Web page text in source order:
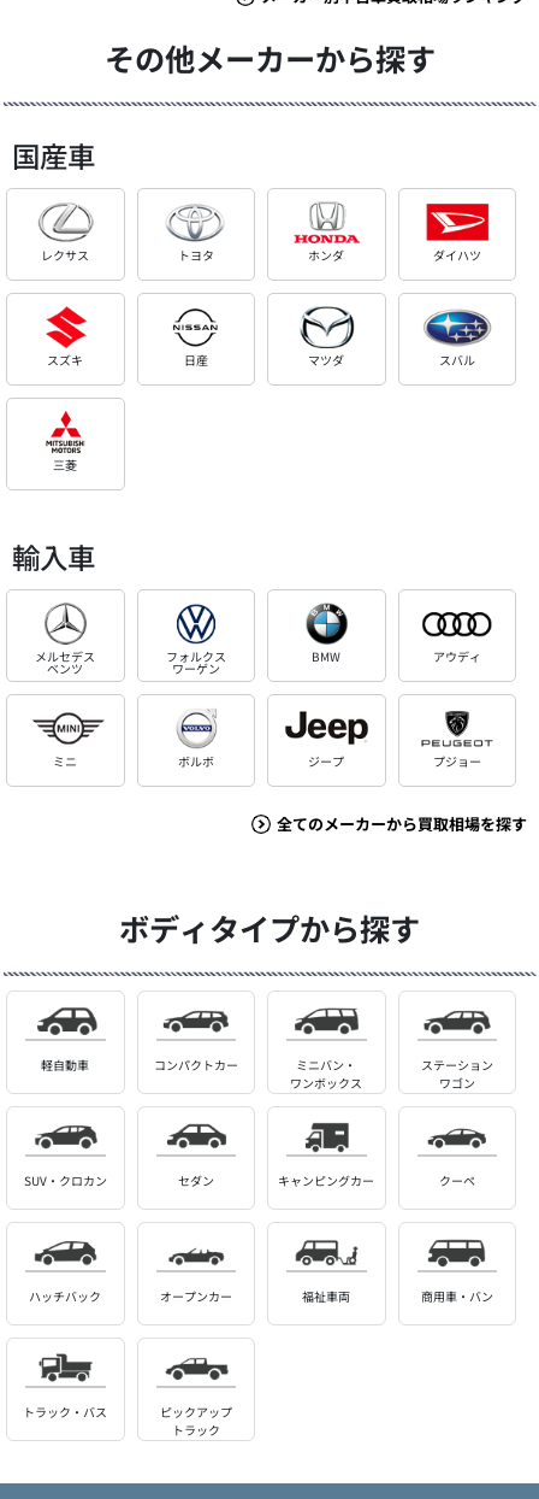
その他メーカーから探す
国産車
レクサス トヨタ ホンダ ダイハツ
スズキ 日産 マツダ スバル
三菱
輸入車
メルセデス
ベンツ
フォルクス
ワーゲン
BMW アウディ
ミニ ボルボ ジープ プジョー
全てのメーカーから買取相場を探す
ボディタイプから探す
軽自動車 コンパクトカー
ミニバン・
ワンボックス
ステーション
ワゴン
SUV・クロカン セダン キャンピングカー クーペ
ハッチバック オープンカー 福祉車両 商用車・バン
トラック・バス
ピックアップ
トラック